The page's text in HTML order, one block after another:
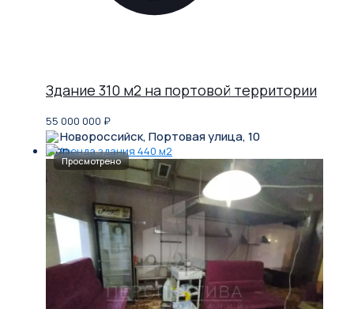
Здание 310 м2 на портовой территории
55 000 000 ₽
Новороссийск, Портовая улица, 10